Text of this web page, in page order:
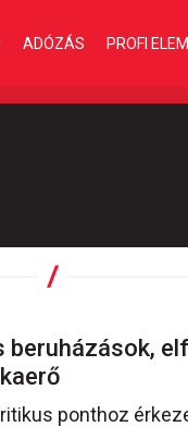
ADÓZÁS PROFI
beruházások,
ponthoz